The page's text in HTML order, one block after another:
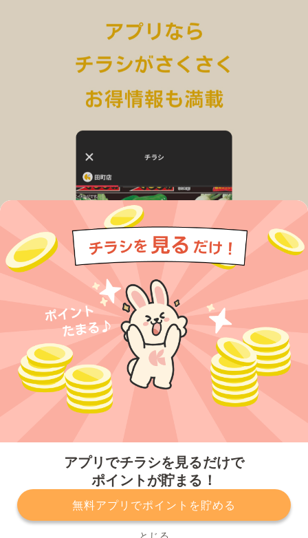
アプリでチラシを見るだけで
ポイントが貯まる！
無料アプリでポイントを貯める
とじる
プライバシーポリシー 利用規約
運営会社
サービスに関してのお問い合わせ